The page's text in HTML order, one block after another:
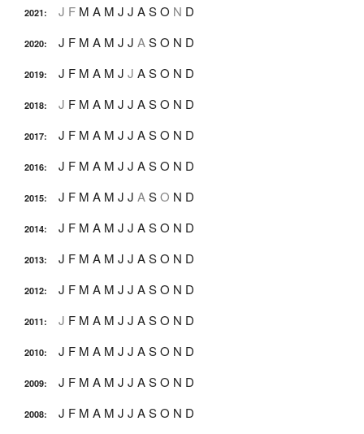
2021: J F M A M J J ASO N D
2020: J F M A M J J ASO N D
2019: J F M A M J J ASO N D
2018: J F M A M J J ASO N D
2017: J F M A M J J ASO N D
2016: J F M A M J J ASO N D
2015: J F M A M J J ASO N D
2014: J F M A M J J ASO N D
2013: J F M A M J J ASO N D
2012: J F M A M J J ASO N D
2011: J F M A M J J ASO N D
2010: J F M A M J J ASO N D
2009: J F M A M J J ASO N D
2008: J F M A M J J ASO N D